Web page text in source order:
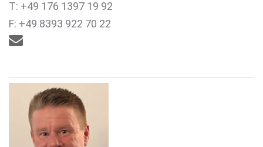
T: +49 176 1397 19 92
F: +49 8393 922 70 22
